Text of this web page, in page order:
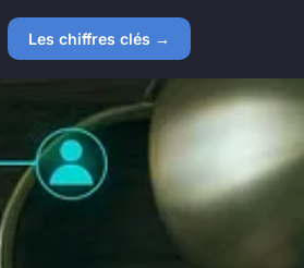
Les chiffres clés →